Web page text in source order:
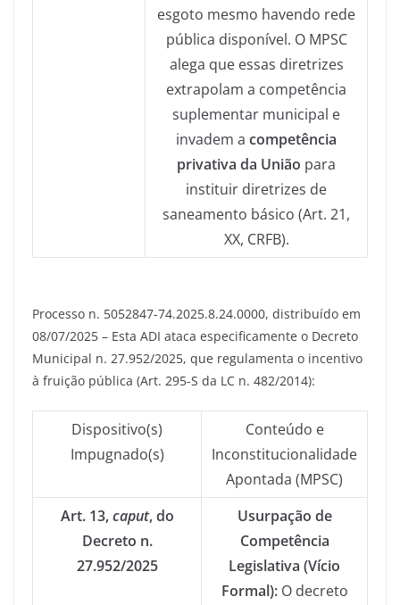
esgoto mesmo havendo rede
pública disponível. O MPSC
alega que essas diretrizes
extrapolam a competência
suplementar municipal e
invadem a competência
privativa da União para
instituir diretrizes de
saneamento básico (Art. 21,
XX, CRFB).
Processo n. 5052847-74.2025.8.24.0000, distribuído em
08/07/2025 – Esta ADI ataca especificamente o Decreto
Municipal n. 27.952/2025, que regulamenta o incentivo
à fruição pública (Art. 295-S da LC n. 482/2014):
Dispositivo(s)
Impugnado(s)
Conteúdo e
Inconstitucionalidade
Apontada (MPSC)
Art. 13,caput, do
Decreto n.
27.952/2025
Usurpação de
Competência
Legislativa (Vício
Formal):O decreto